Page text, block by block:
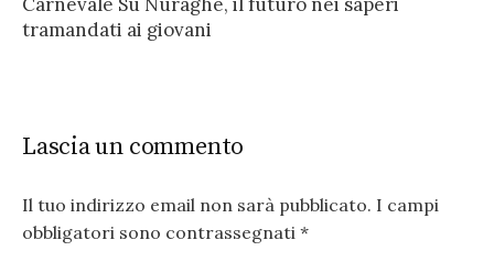
tramandati ai giovani
Lascia un commento
Il tuo indirizzo email non sarà pubblicato. I campi
obbligatori sono contrassegnati *